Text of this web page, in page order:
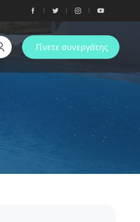
Γίνετε συνεργάτης